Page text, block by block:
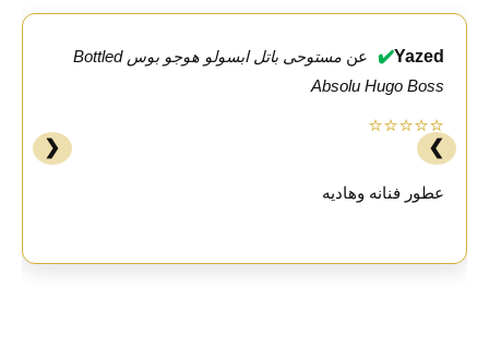
Yazed
✔️ عن
مستوحى باتل ابسولو هوجو بوس Bottled
Absolu Hugo Boss
⭐⭐⭐⭐⭐
عطور فنانه وهاديه
❮ ❯